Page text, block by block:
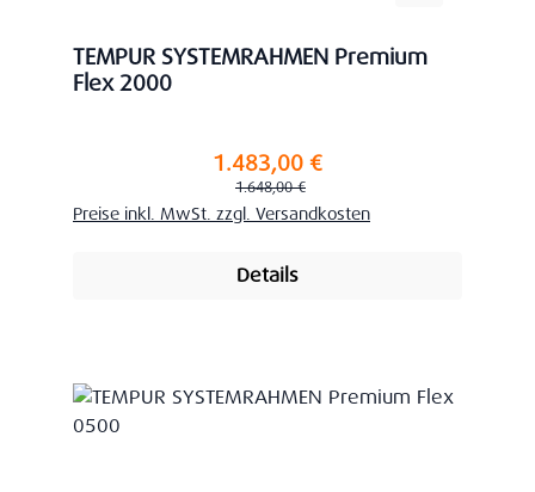
TEMPUR SYSTEMRAHMEN Premium
Flex 2000
Verkaufspreis:1.483,00 €
Regulärer Preis:
1.648,00 €
Preise inkl. MwSt. zzgl. Versandkosten
Details